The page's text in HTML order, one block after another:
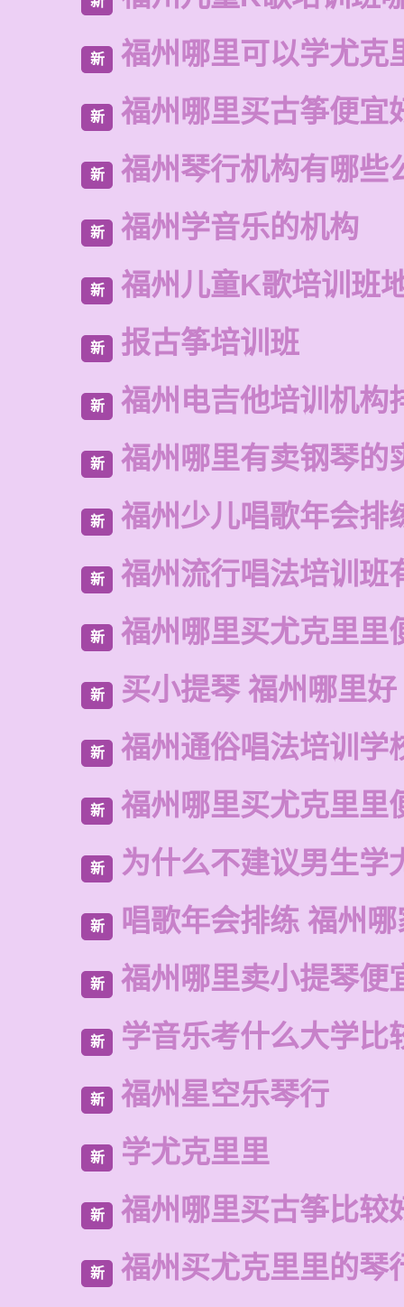
新 福州哪里可以学尤克
新 福州哪里买古筝便宜
新 福州琴行机构有哪些
新 福州学音乐的机构
新 福州儿童K歌培训班
新 报古筝培训班
新 福州电吉他培训机构
新 福州哪里有卖钢琴的
新 福州少儿唱歌年会排
新 福州流行唱法培训班
新 福州哪里买尤克里里
新 买小提琴 福州哪里好
新 福州通俗唱法培训学
新 福州哪里买尤克里里
新 为什么不建议男生学
新 唱歌年会排练 福州
新 福州哪里卖小提琴便
新 学音乐考什么大学比
新 福州星空乐琴行
新 学尤克里里
新 福州哪里买古筝比较
新 福州买尤克里里的琴